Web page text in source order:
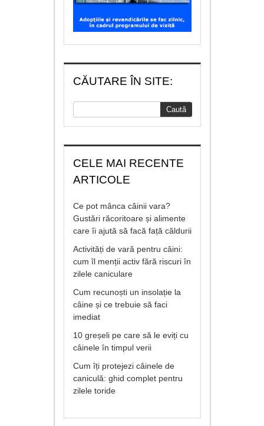
CĂUTARE ÎN SITE:
CELE MAI RECENTE
ARTICOLE
Ce pot mânca câinii vara?
Gustări răcoritoare și alimente
care îi ajută să facă față căldurii
Activități de vară pentru câini:
cum îl menții activ fără riscuri în
zilele caniculare
Cum recunoști un insolație la
câine și ce trebuie să faci
imediat
10 greșeli pe care să le eviți cu
câinele în timpul verii
Cum îți protejezi câinele de
caniculă: ghid complet pentru
zilele toride